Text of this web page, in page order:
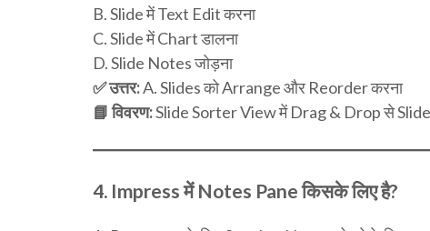
B. Slide में Text Edit करना
C. Slide में Chart डालना
D. Slide Notes जोड़ना
✅ उत्तर:A. Slides को Arrange और Reorder करना
📘 विवरण:Slide Sorter View में Drag & Drop से
4. Impress में Notes Pane किसके लिए है?